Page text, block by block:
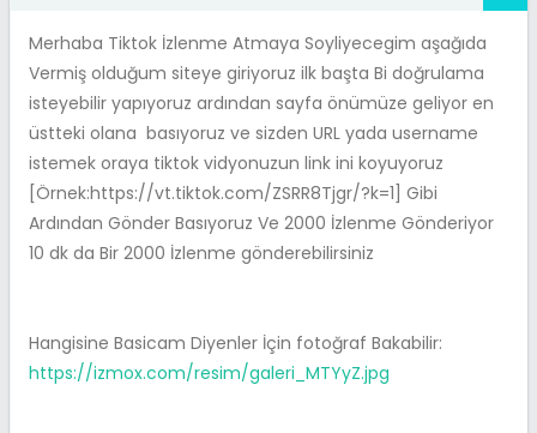
Merhaba Tiktok İzlenme Atmaya Soyliyecegim aşağıda
Vermiş olduğum siteye giriyoruz ilk başta Bi doğrulama
isteyebilir yapıyoruz ardından sayfa önümüze geliyor en
üstteki olana basıyoruz ve sizden URL yada username
istemek oraya tiktok vidyonuzun link ini koyuyoruz
[Örnek:https://vt.tiktok.com/ZSRR8Tjgr/?k=1] Gibi
Ardından Gönder Basıyoruz Ve 2000 İzlenme Gönderiyor
10 dk da Bir 2000 İzlenme gönderebilirsiniz
Hangisine Basicam Diyenler İçin fotoğraf Bakabilir:
https://izmox.com/resim/galeri_MTYyZ.jpg